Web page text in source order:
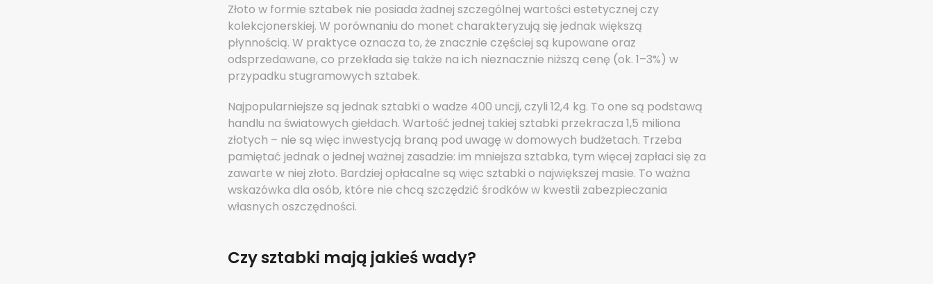
Złoto w formie sztabek nie posiada żadnej szczególnej wartości estetycznej czy
kolekcjonerskiej. W porównaniu do monet charakteryzują się jednak większą
płynnością. W praktyce oznacza to, że znacznie częściej są kupowane oraz
odsprzedawane, co przekłada się także na ich nieznacznie niższą cenę (ok. 1–3%) w
przypadku stugramowych sztabek.
Najpopularniejsze są jednak sztabki o wadze 400 uncji, czyli 12,4 kg. To one są podstawą
handlu na światowych giełdach. Wartość jednej takiej sztabki przekracza 1,5 miliona
złotych – nie są więc inwestycją braną pod uwagę w domowych budżetach. Trzeba
pamiętać jednak o jednej ważnej zasadzie: im mniejsza sztabka, tym więcej zapłaci się za
zawarte w niej złoto. Bardziej opłacalne są więc sztabki o największej masie. To ważna
wskazówka dla osób, które nie chcą szczędzić środków w kwestii zabezpieczania
własnych oszczędności.
Czy sztabki mają jakieś wady?